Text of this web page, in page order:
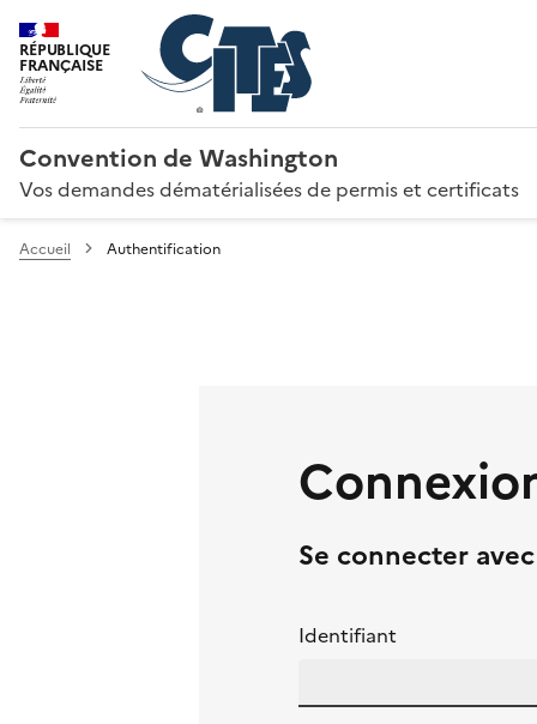
RÉPUBLIQUE
FRANÇAISE
Convention de Washington
Vos demandes dématérialisées de permis et certificats
Accueil Authentification
Se connecter
Identifiant